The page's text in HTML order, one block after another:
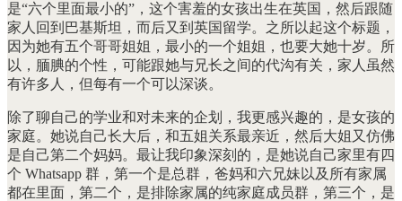
是“六个里面最小的”，这个害羞的女孩出生在英国，然后跟随
家人回到巴基斯坦，而后又到英国留学。之所以起这个标题，
因为她有五个哥哥姐姐，最小的一个姐姐，也要大她十岁。所
以，腼腆的个性，可能跟她与兄长之间的代沟有关，家人虽然
有许多人，但每有一个可以深谈。
除了聊自己的学业和对未来的企划，我更感兴趣的，是女孩的
家庭。她说自己长大后，和五姐关系最亲近，然后大姐又仿佛
是自己第二个妈妈。最让我印象深刻的，是她说自己家里有四
个 Whatsapp 群，第一个是总群，爸妈和六兄妹以及所有家属
都在里面，第二个，是排除家属的纯家庭成员群，第三个，是